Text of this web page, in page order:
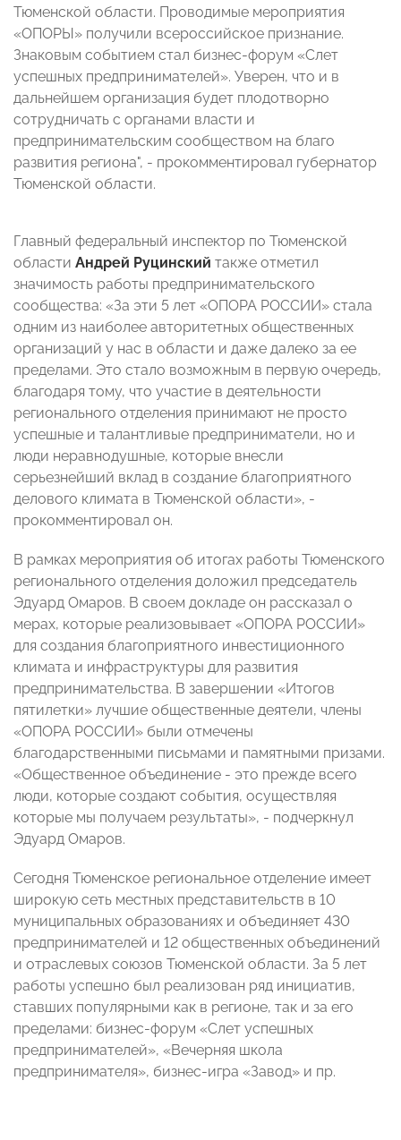
Тюменской области. Проводимые мероприятия
«ОПОРЫ» получили всероссийское признание.
Знаковым событием стал бизнес-форум «Слет
успешных предпринимателей». Уверен, что и в
дальнейшем организация будет плодотворно
сотрудничать с органами власти и
предпринимательским сообществом на благо
развития региона", - прокомментировал губернатор
Тюменской области.
Главный федеральный инспектор по Тюменской
области Андрей Руцинский также отметил
значимость работы предпринимательского
сообщества: «За эти 5 лет «ОПОРА РОССИИ» стала
одним из наиболее авторитетных общественных
организаций у нас в области и даже далеко за ее
пределами. Это стало возможным в первую очередь,
благодаря тому, что участие в деятельности
регионального отделения принимают не просто
успешные и талантливые предприниматели, но и
люди неравнодушные, которые внесли
серьезнейший вклад в создание благоприятного
делового климата в Тюменской области», -
прокомментировал он.
В рамках мероприятия об итогах работы Тюменского
регионального отделения доложил председатель
Эдуард Омаров. В своем докладе он рассказал о
мерах, которые реализовывает «ОПОРА РОССИИ»
для создания благоприятного инвестиционного
климата и инфраструктуры для развития
предпринимательства. В завершении «Итогов
пятилетки» лучшие общественные деятели, члены
«ОПОРА РОССИИ» были отмечены
благодарственными письмами и памятными призами.
«Общественное объединение - это прежде всего
люди, которые создают события, осуществляя
которые мы получаем результаты», - подчеркнул
Эдуард Омаров.
Сегодня Тюменское региональное отделение имеет
широкую сеть местных представительств в 10
муниципальных образованиях и объединяет 430
предпринимателей и 12 общественных объединений
и отраслевых союзов Тюменской области. За 5 лет
работы успешно был реализован ряд инициатив,
ставших популярными как в регионе, так и за его
пределами: бизнес-форум «Слет успешных
предпринимателей», «Вечерняя школа
предпринимателя», бизнес-игра «Завод» и пр.